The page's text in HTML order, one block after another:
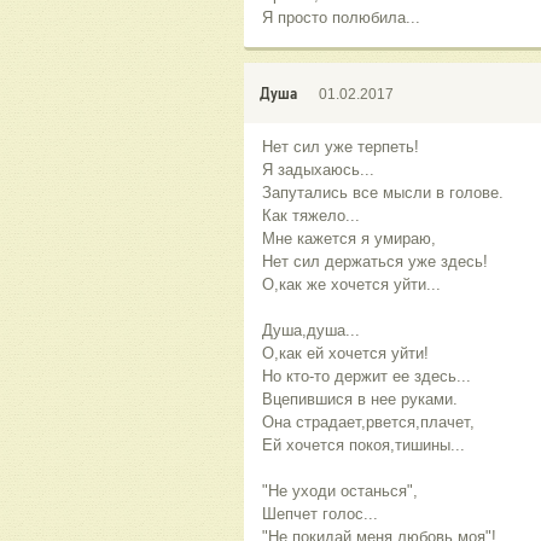
Я просто полюбила...
Душа 01.02.2017
Нет сил уже терпеть!
Я задыхаюсь...
Запутались все мысли в голове.
Как тяжело...
Мне кажется я умираю,
Нет сил держаться уже здесь!
О,как же хочется уйти...
Душа,душа...
О,как ей хочется уйти!
Но кто-то держит ее здесь...
Вцепившися в нее руками.
Она страдает,рвется,плачет,
Ей хочется покоя,тишины...
"Не уходи останься",
Шепчет голос...
"Не покидай меня,любовь моя"!